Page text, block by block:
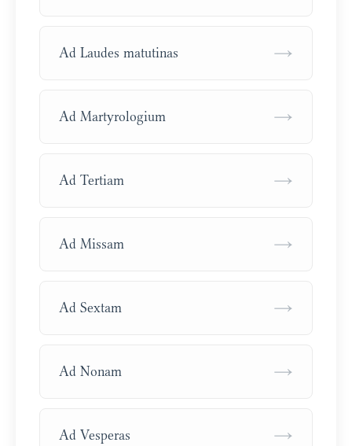
Ad Laudes matutinas →
Ad Martyrologium →
Ad Tertiam →
Ad Missam →
Ad Sextam →
Ad Nonam →
Ad Vesperas →